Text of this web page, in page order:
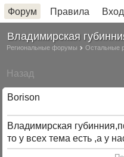
Форум Правила Вход
Владимирская
Региональные форумы Остальные
Назад
Borison
Владимирская
то у всех тема есть ,а у